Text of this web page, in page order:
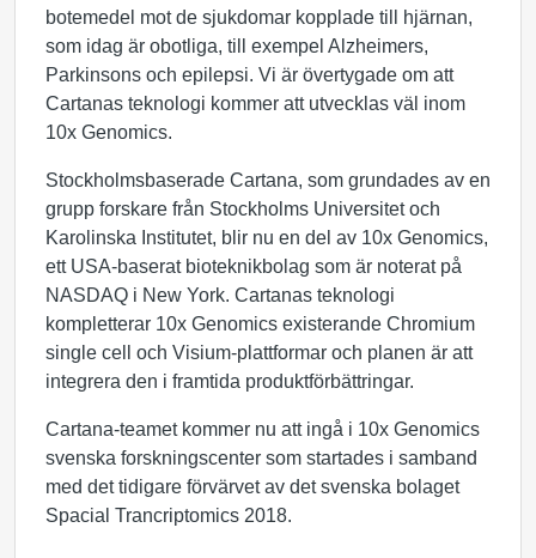
botemedel mot de sjukdomar kopplade till hjärnan,
som idag är obotliga, till exempel Alzheimers,
Parkinsons och epilepsi. Vi är övertygade om att
Cartanas teknologi kommer att utvecklas väl inom
10x Genomics.
Stockholmsbaserade Cartana, som grundades av en
grupp forskare från Stockholms Universitet och
Karolinska Institutet, blir nu en del av 10x Genomics,
ett USA-baserat bioteknikbolag som är noterat på
NASDAQ i New York. Cartanas teknologi
kompletterar 10x Genomics existerande Chromium
single cell och Visium-plattformar och planen är att
integrera den i framtida produktförbättringar.
Cartana-teamet kommer nu att ingå i 10x Genomics
svenska forskningscenter som startades i samband
med det tidigare förvärvet av det svenska bolaget
Spacial Trancriptomics 2018.